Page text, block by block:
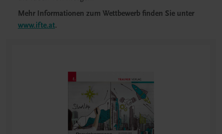
Mehr Informationen zum Wettbewerb finden Sie unter
www.ifte.at.